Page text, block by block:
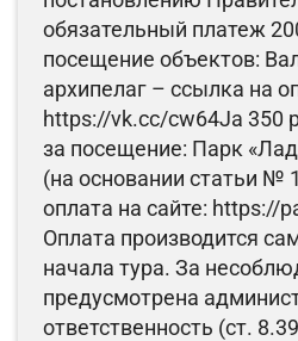
обязательный платеж
посещение объектов:
архипелаг – ссылка на
https://vk.cc/cw64Ja 350
за посещение: Парк
(на основании статьи
оплата на сайте: https://
Оплата производится
начала тура. За
предусмотрена
ответственность (ст.